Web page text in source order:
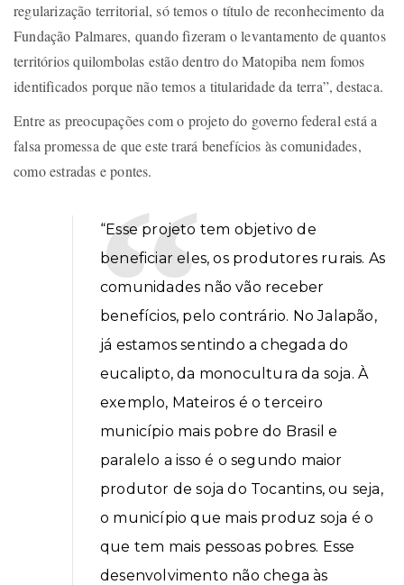
regularização territorial, só temos o título de reconhecimento da
Fundação Palmares, quando fizeram o levantamento de quantos
territórios quilombolas estão dentro do Matopiba nem fomos
identificados porque não temos a titularidade da terra”, destaca.
Entre as preocupações com o projeto do governo federal está a
falsa promessa de que este trará benefícios às comunidades,
como estradas e pontes.
“Esse projeto tem objetivo de
beneficiar eles, os produtores rurais. As
comunidades não vão receber
benefícios, pelo contrário. No Jalapão,
já estamos sentindo a chegada do
eucalipto, da monocultura da soja. À
exemplo, Mateiros é o terceiro
município mais pobre do Brasil e
paralelo a isso é o segundo maior
produtor de soja do Tocantins, ou seja,
o município que mais produz soja é o
que tem mais pessoas pobres. Esse
desenvolvimento não chega às